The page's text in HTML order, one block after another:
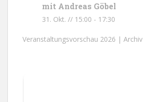
mit Andreas Göbel
31. Okt. // 15:00 - 17:30
Veranstaltungsvorschau 2026 | Archiv